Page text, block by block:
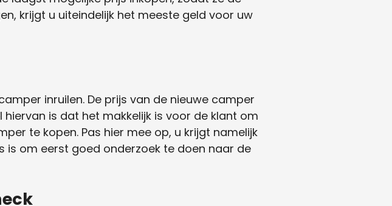
krijgt u uiteindelijk het meeste geld voor uw
inruilen. De prijs van de nieuwe camper
is dat het makkelijk is voor de klant om
te kopen. Pas hier mee op, u krijgt namelijk
is om eerst goed onderzoek te doen naar de